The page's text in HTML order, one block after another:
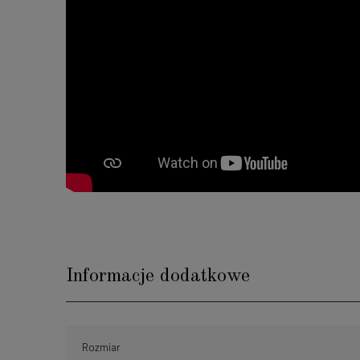
Informacje dodatkowe
Rozmiar